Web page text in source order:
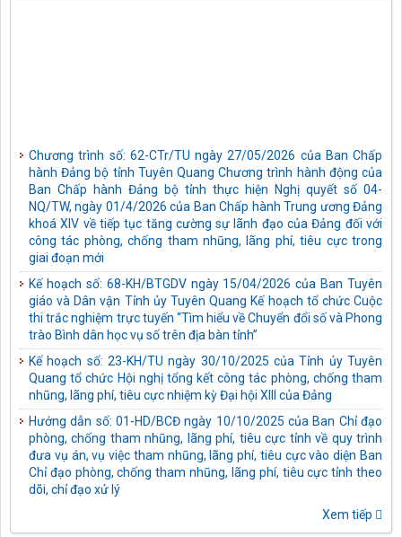
hành Đảng bộ tỉnh Tuyên Quang Chương trình hành động của
Ban Chấp hành Đảng bộ tỉnh thực hiện Nghị quyết số 04-
NQ/TW, ngày 01/4/2026 của Ban Chấp hành Trung ương Đảng
khoá XIV về tiếp tục tăng cường sự lãnh đạo của Đảng đối với
công tác phòng, chống tham nhũng, lãng phí, tiêu cực trong
giai đoạn mới
Kế hoạch số: 68-KH/BTGDV ngày 15/04/2026 của Ban Tuyên
giáo và Dân vận Tỉnh ủy Tuyên Quang Kế hoạch tổ chức Cuộc
thi trắc nghiệm trực tuyến “Tìm hiểu về Chuyển đổi số và Phong
trào Bình dân học vụ số trên địa bàn tỉnh”
Kế hoạch số: 23-KH/TU ngày 30/10/2025 của Tỉnh ủy Tuyên
Quang tổ chức Hội nghị tổng kết công tác phòng, chống tham
nhũng, lãng phí, tiêu cực nhiệm kỳ Đại hội XIII của Đảng
Hướng dẫn số: 01-HD/BCĐ ngày 10/10/2025 của Ban Chỉ đạo
phòng, chống tham nhũng, lãng phí, tiêu cực tỉnh về quy trình
đưa vụ án, vụ việc tham nhũng, lãng phí, tiêu cực vào diện Ban
Chỉ đạo phòng, chống tham nhũng, lãng phí, tiêu cực tỉnh theo
dõi, chỉ đạo xử lý
Kế hoạch số: 05-KH/TU ngày 03/10/2025 của Tỉnh ủy Tuyên
Quang thực hiện Chỉ thị số 43-CT/TW ngày 10/4/2025 của Bộ
Chính trị về tăng cường sự lãnh đạo của Đảng đối với công tác
Xem tiếp